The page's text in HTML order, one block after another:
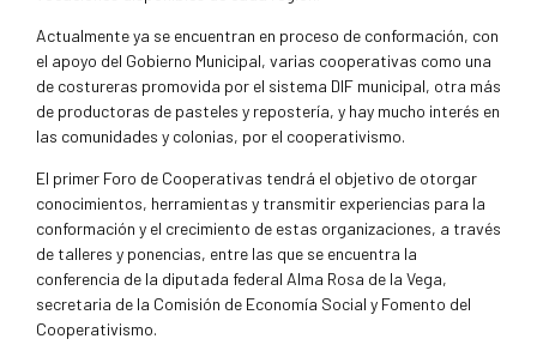
Actualmente ya se encuentran en proceso de conformación, con
el apoyo del Gobierno Municipal, varias cooperativas como una
de costureras promovida por el sistema DIF municipal, otra más
de productoras de pasteles y repostería, y hay mucho interés en
las comunidades y colonias, por el cooperativismo.
El primer Foro de Cooperativas tendrá el objetivo de otorgar
conocimientos, herramientas y transmitir experiencias para la
conformación y el crecimiento de estas organizaciones, a través
de talleres y ponencias, entre las que se encuentra la
conferencia de la diputada federal Alma Rosa de la Vega,
secretaria de la Comisión de Economía Social y Fomento del
Cooperativismo.